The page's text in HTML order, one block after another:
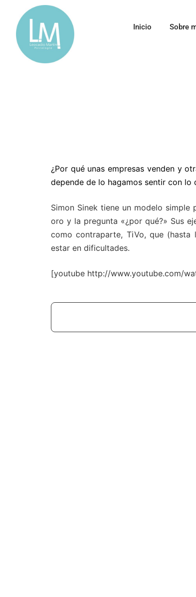
Inicio Sobre
¿Por qué unas empresas venden y
depende de lo hagamos sentir con lo
Simon Sinek tiene un modelo
oro y la pregunta «¿por qué?» Sus
como contraparte, TiVo, que
estar en dificultades.
[youtube http://www.youtube.com/